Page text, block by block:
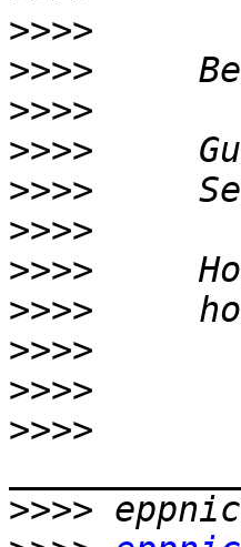
>>>>
>>>>
>>>>
>>>>
>>>>
>>>>
>>>>
>>>>
>>>>
>>>>
>>>>
>>>>